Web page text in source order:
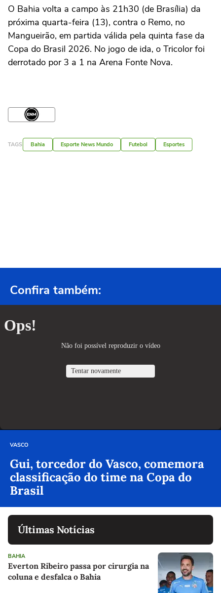
O Bahia volta a campo às 21h30 (de Brasília) da
próxima quarta-feira (13), contra o Remo, no
Mangueirão, em partida válida pela quinta fase da
Copa do Brasil 2026. No jogo de ida, o Tricolor foi
derrotado por 3 a 1 na Arena Fonte Nova.
TAGS Bahia Esporte News Mundo Futebol Esportes
Confira também:
VASCO
Gui, torcedor do Vasco, comemora
classificação do time na Copa do
Brasil
Últimas Notícias
BAHIA
Everton Ribeiro passa por cirurgia na
coluna e desfalca o Bahia